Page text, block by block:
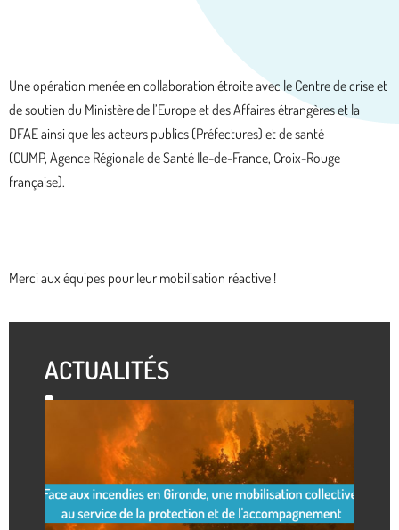
Une opération menée en collaboration étroite avec le Centre de crise et
de soutien du Ministère de l’Europe et des Affaires étrangères et la
DFAE ainsi que les acteurs publics (Préfectures) et de santé
(CUMP, Agence Régionale de Santé Ile-de-France, Croix-Rouge
française).
Merci aux équipes pour leur mobilisation réactive !
ACTUALITÉS